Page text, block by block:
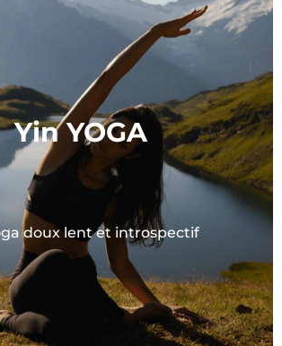
Yin YOGA
doux lent et introspectif